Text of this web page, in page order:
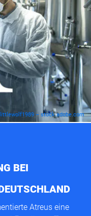
– stock.adobe.com
BEI
Atreus eine